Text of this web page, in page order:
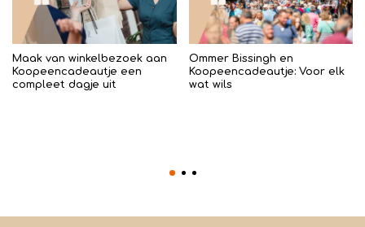
Maak van winkelbezoek aan
Koopeencadeautje een
compleet dagje uit
Ommer Bissingh en
Koopeencadeautje: Voor elk
wat wils